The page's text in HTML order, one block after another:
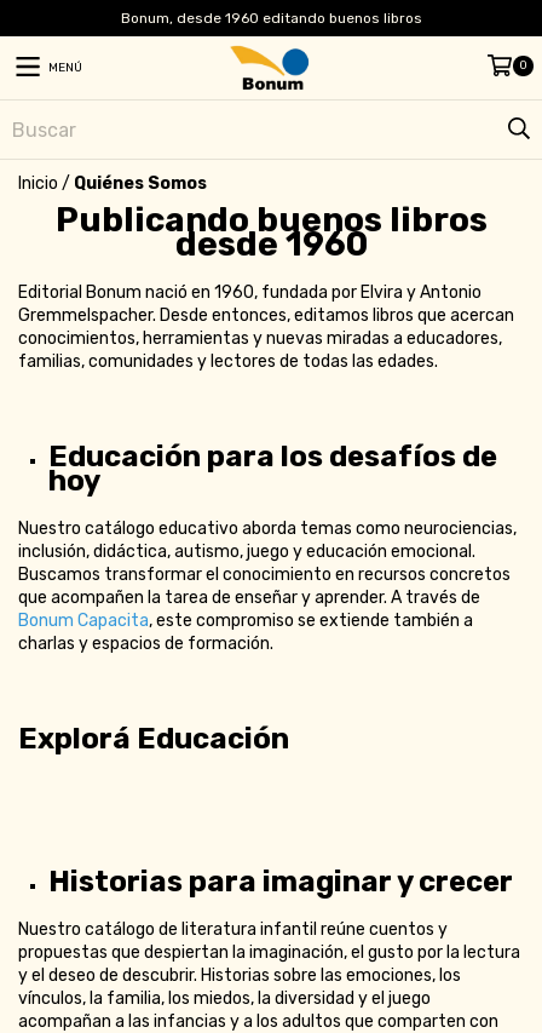
Bonum, desde 1960 editando buenos libros
MENÚ 0
Inicio / Quiénes Somos
Publicando buenos libros
desde 1960
Editorial Bonum nació en 1960, fundada por Elvira y Antonio
Gremmelspacher. Desde entonces, editamos libros que acercan
conocimientos, herramientas y nuevas miradas a educadores,
familias, comunidades y lectores de todas las edades.
Educación para los desafíos de
hoy
Nuestro catálogo educativo aborda temas como neurociencias,
inclusión, didáctica, autismo, juego y educación emocional.
Buscamos transformar el conocimiento en recursos concretos
que acompañen la tarea de enseñar y aprender. A través de
Bonum Capacita, este compromiso se extiende también a
charlas y espacios de formación.
Explorá Educación
Historias para imaginar y crecer
Nuestro catálogo de literatura infantil reúne cuentos y
propuestas que despiertan la imaginación, el gusto por la lectura
y el deseo de descubrir. Historias sobre las emociones, los
vínculos, la familia, los miedos, la diversidad y el juego
acompañan a las infancias y a los adultos que comparten con